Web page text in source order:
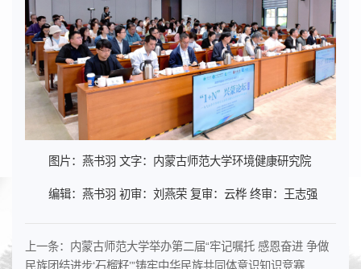
图片：燕书羽 文字：内蒙古师范大学环境健康研究院
编辑：燕书羽 初审：刘燕荣 复审：云桦 终审：王志强
上一条： 内蒙古师范大学举办第二届“牢记嘱托 感恩奋进 争做
民族团结进步‘石榴籽’”铸牢中华民族共同体意识知识竞赛